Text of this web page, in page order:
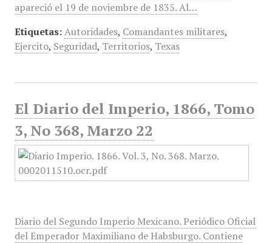
apareció el 19 de noviembre de 1835. Al…
Etiquetas: Autoridades, Comandantes militares,
Ejercito, Seguridad, Territorios, Texas
El Diario del Imperio, 1866, Tomo
3, No 368, Marzo 22
Diario del Segundo Imperio Mexicano. Periódico Oficial
del Emperador Maximiliano de Habsburgo. Contiene